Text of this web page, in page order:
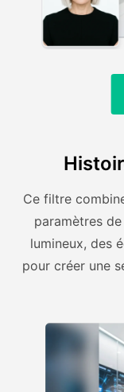
Ce filtre
paramètres
lumineux, des
pour créer une